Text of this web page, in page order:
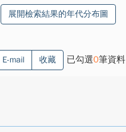
展開檢索結果的年代分布圖
E-mail 收藏 已勾選0筆資料